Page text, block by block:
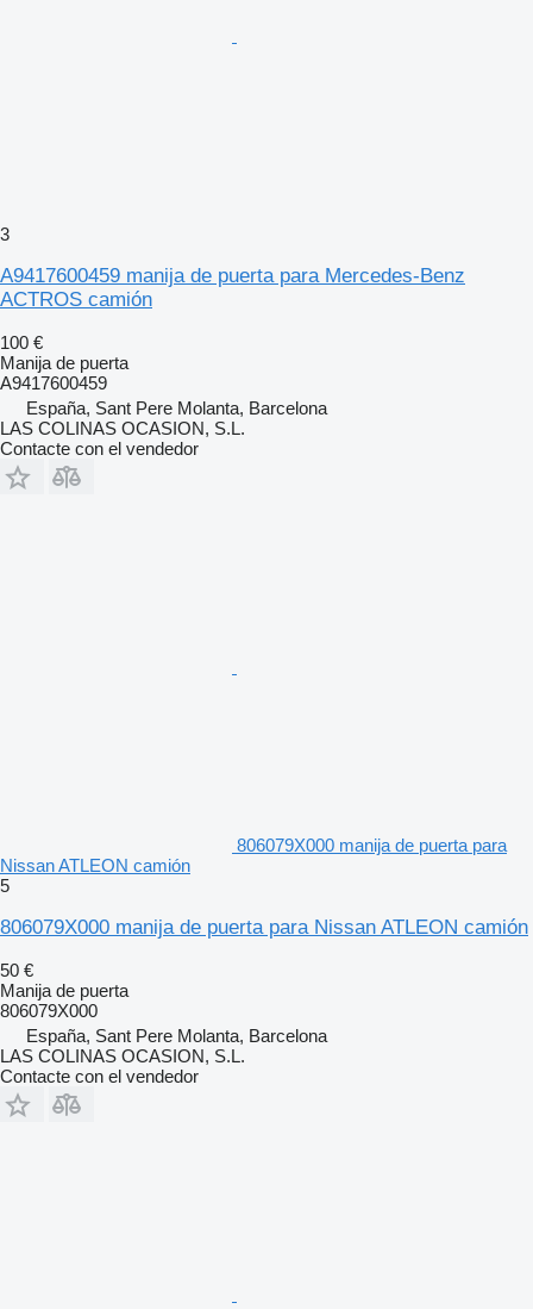
3
A9417600459 manija de puerta para Mercedes-Benz
ACTROS camión
100 €
Manija de puerta
A9417600459
España, Sant Pere Molanta, Barcelona
LAS COLINAS OCASION, S.L.
Contacte con el vendedor
806079X000 manija de puerta para
Nissan ATLEON camión
5
806079X000 manija de puerta para Nissan ATLEON camión
50 €
Manija de puerta
806079X000
España, Sant Pere Molanta, Barcelona
LAS COLINAS OCASION, S.L.
Contacte con el vendedor